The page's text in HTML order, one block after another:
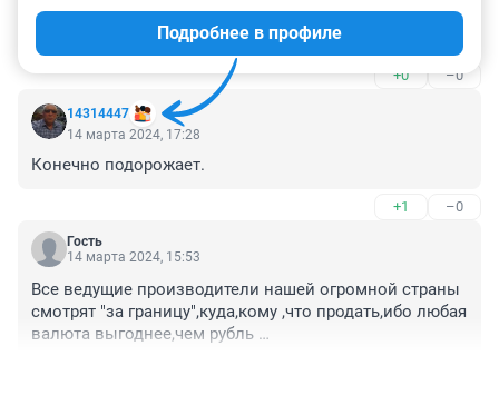
На фото говядина.
+0 –0
14314447
Подробнее в профиле
14 марта 2024, 17:28
Конечно подорожает.
+1 –0
Гость
14 марта 2024, 15:53
Все ведущие производители нашей огромной страны
смотрят "за границу",куда,кому ,что продать,ибо любая
валюта выгоднее,чем рубль